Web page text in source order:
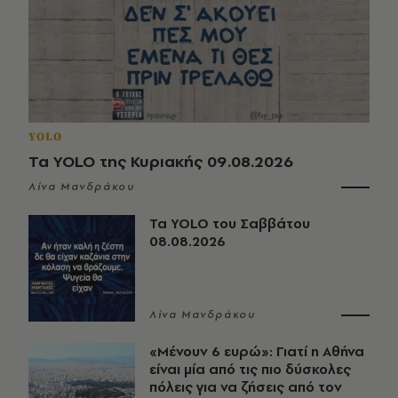
YOLO
Τα YOLO της Κυριακής 09.08.2026
Λίνα Μανδράκου
Τα YOLO του Σαββάτου
08.08.2026
Λίνα Μανδράκου
«Μένουν 6 ευρώ»: Γιατί η Αθήνα
είναι μία από τις πιο δύσκολες
πόλεις για να ζήσεις από τον